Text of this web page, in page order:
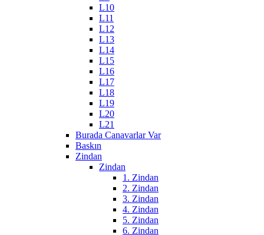
L10
L11
L12
L13
L14
L15
L16
L17
L18
L19
L20
L21
Burada Canavarlar Var
Baskın
Zindan
Zindan
1. Zindan
2. Zindan
3. Zindan
4. Zindan
5. Zindan
6. Zindan